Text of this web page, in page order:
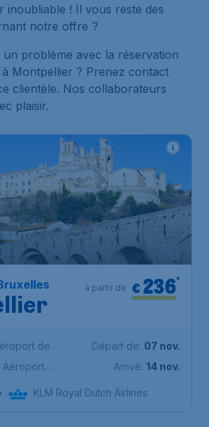
inoubliable ! Il vous reste des
notre offre ?
problème avec la réservation
à Montpellier ? Prenez contact
clientèle. Nos collaborateurs
plaisir.
€ 236*
à partir de
de
Aéroport
Départ de: 07 nov.
Arrivé: 14 nov.
KLM Royal Dutch Airlines